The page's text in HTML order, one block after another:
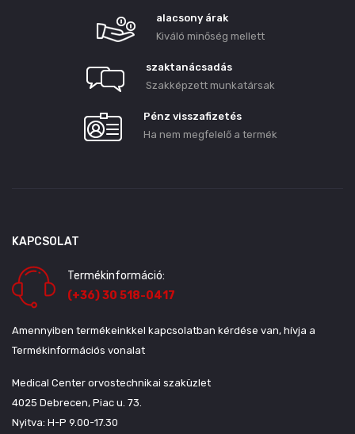
alacsony árak
Kiváló minőség mellett
szaktanácsadás
Szakképzett munkatársak
Pénz visszafizetés
Ha nem megfelelő a termék
KAPCSOLAT
Termékinformáció:
(+36) 30 518-0417
Amennyiben termékeinkkel kapcsolatban kérdése van, hívja a
Termékinformációs vonalat
Medical Center orvostechnikai szaküzlet
4025 Debrecen, Piac u. 73.
Nyitva: H-P 9.00-17.30